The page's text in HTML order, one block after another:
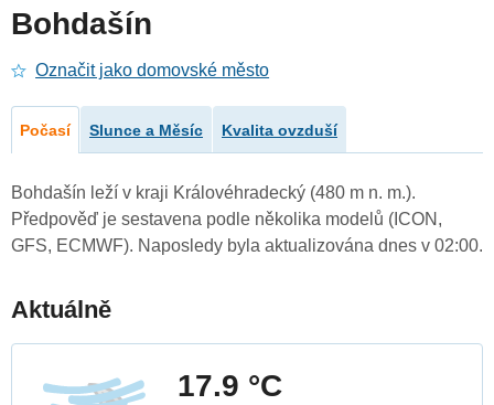
Bohdašín
Označit jako domovské město
Počasí Slunce a Měsíc Kvalita ovzduší
Bohdašín leží v kraji Královéhradecký (480 m n. m.).
Předpověď je sestavena podle několika modelů (ICON,
GFS, ECMWF). Naposledy byla aktualizována dnes v 02:00.
Aktuálně
17.9 °C